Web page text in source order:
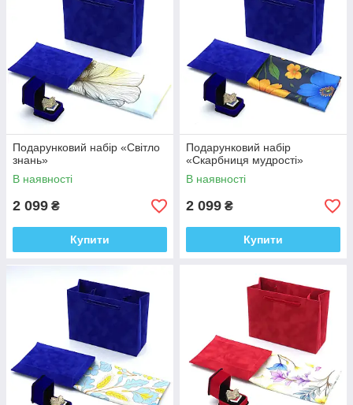
Подарунковий набір «Світло
знань»
В наявності
2 099 ₴
Купити
Подарунковий набір
«Скарбниця мудрості»
В наявності
2 099 ₴
Купити